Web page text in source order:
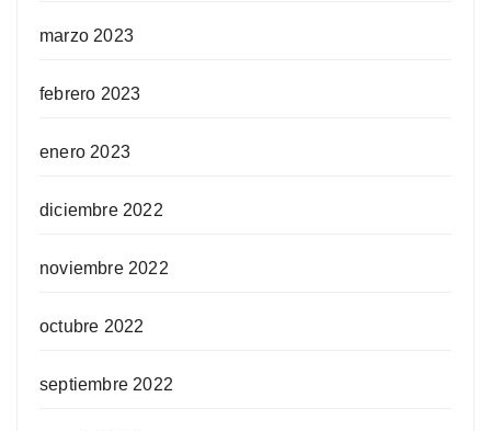
marzo 2023
febrero 2023
enero 2023
diciembre 2022
noviembre 2022
octubre 2022
septiembre 2022